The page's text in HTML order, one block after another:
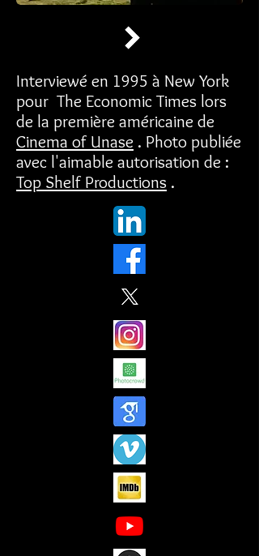
Interviewé en 1995 à New York
pour The Economic Times lors
de la première américaine de
Cinema of Unase . Photo publiée
avec l'aimable autorisation de :
Top Shelf Productions .